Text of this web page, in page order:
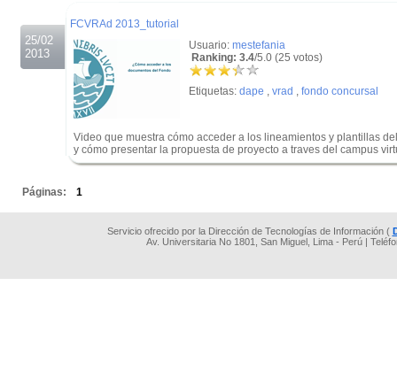
25/02
2013
FCVRAd 2013_tutorial
Usuario: mestefania
Ranking: 3.4/5.0 (25 votos)
Etiquetas: dape , vrad , fondo concursal
Video que muestra cómo acceder a los lineamientos y plantillas
y cómo presentar la propuesta de proyecto a traves del campus
Páginas: 1
Servicio ofrecido por la Dirección de Tecnologías de Información (
Av. Universitaria No 1801, San Miguel, Lima - Perú |